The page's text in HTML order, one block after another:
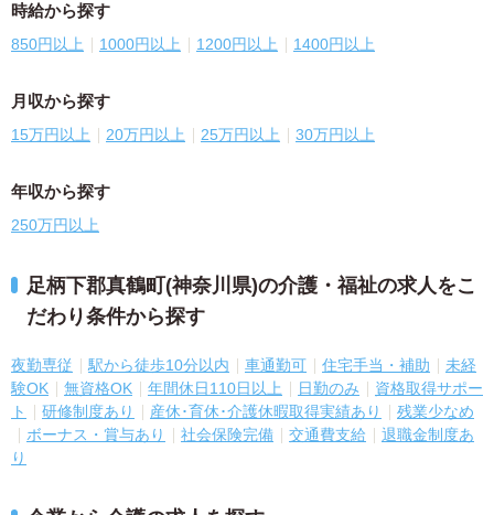
時給から探す
850円以上 1000円以上 1200円以上 1400円以上
月収から探す
15万円以上 20万円以上 25万円以上 30万円以上
年収から探す
250万円以上
足柄下郡真鶴町(神奈川県)の介護・福祉の求人をこ
だわり条件から探す
夜勤専従 駅から徒歩10分以内 車通勤可 住宅手当・補助
未経
験OK
無資格OK 年間休日110日以上 日勤のみ
資格取得サポー
ト
研修制度あり 産休･育休･介護休暇取得実績あり
残業少なめ
ボーナス・賞与あり
社会保険完備 交通費支給
退職金制度あ
り